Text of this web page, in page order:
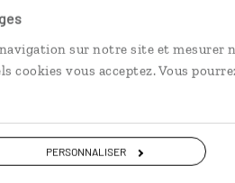
sur notre site et mesurer
cookies vous acceptez. Vous
PERSONNALISERUne